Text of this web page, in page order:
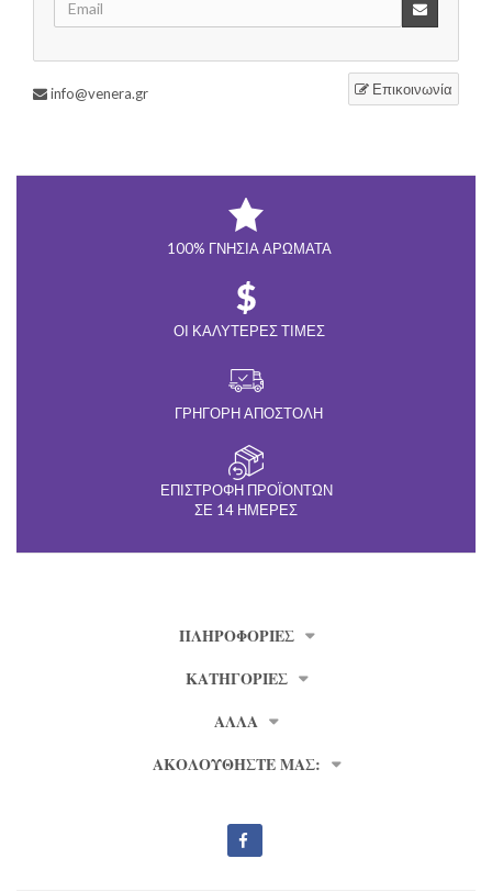
Επικοινωνία
info@venera.gr
100% ΓΝΉΣΙΑ ΑΡΏΜΑΤΑ
ΟΙ ΚΑΛΎΤΕΡΕΣ ΤΙΜΈΣ
ΓΡΉΓΟΡΗ ΑΠΟΣΤΟΛΉ
ΕΠΙΣΤΡΟΦΉ ΠΡΟΪΌΝΤΩΝ
ΣΕ 14 ΗΜΈΡΕΣ
ΠΛΗΡΟΦΟΡΊΕΣ
ΚΑΤΗΓΟΡΙΕΣ
ΑΛΛΑ
ΑΚΟΛΟΥΘΗΣΤΕ ΜΑΣ: